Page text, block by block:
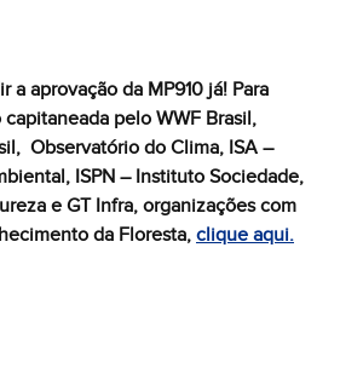
a aprovação da MP910 já! Para
pelo WWF Brasil,
Observatório do Clima, ISA –
ISPN – Instituto Sociedade,
e GT Infra, organizações com
da Floresta, clique aqui.